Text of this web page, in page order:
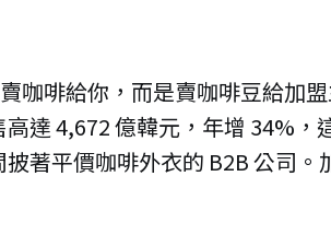
咖啡給你，而是賣咖啡豆給加
達 4,672 億韓元，年增 34%，
著平價咖啡外衣的 B2B 公司。